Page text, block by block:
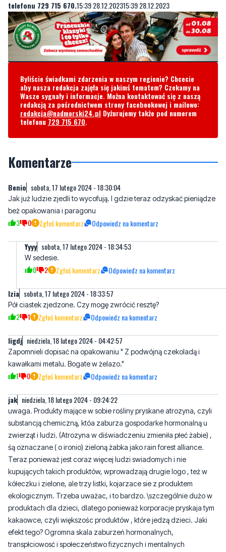
Wasze sygnały i informacje. Można kontaktować się z nami za
pośrednictwemstrony facebookowej,strony na Xi mailowo:
redakcja@nadmorski24.pl. Dyżurujemy także pod numerem
telefonu 729 715 670.15:39 28.12.202315:39 28.12.2023
Byliście świadkami zdarzenia w naszym regionie? Chcecie
aby nasza redakcja zajęła się jakimś tematem? Czekamy na
redakcją za pośrednictwem strony facebookowej i mailowo:
telefonu729 715 670
Komentarze
Benio sobota, 17 lutego 2024 - 18:30:04
beż opakowania i paragonu
0 Zgłoś komentarz
W sedesie.
0 2 Zgłoś komentarz Odpowiedz na komentarz
Pół ciastek zjedzone. Czy mogę zwrócić resztę?
2 1 Zgłoś komentarz Odpowiedz na komentarz
Iigdj niedziela, 18 lutego 2024 - 04:42:57
kawałkami metalu. Bogate w żelazo."
1 0 Zgłoś komentarz Odpowiedz na komentarz
jak niedziela, 18 lutego 2024 - 09:24:22
uwaga. Produkty mające w sobie rośliny pryskane atrozyna, czyli
substancją chemiczną, któa zaburza gospodarke hormonalną u
zwierząt i ludzi. (Atrozyna w diświadczeniu zmieniła płeć żabie) ,
śą oznaczane ( o ironio) zieloną żabka jako rain forest alliance.
Teraz ponieważ jest coraz więcej ludzi swiadomych i nie
kupujących takich produktów, wprowadzają drugie logo , też w
kółeczku i zielone, ale trzy listki, kojarzace sie z produktem
ekologicznym. Trzeba uważac, i to bardzo. \szczególnie dużo w
produktach dla dzieci, dlatego ponieważ korporacje pryskaja tym